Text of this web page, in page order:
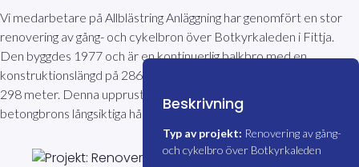
Vi medarbetare på Allblästring Anläggning har genomfört en stor
renovering av gång- och cykelbron över Botkyrkaleden i Fittja.
Den byggdes 1977 och är en kontinuerlig balkbro med en
konstruktionslängd på 286 meter och en total brolängd på cirka
298 meter. Denna upprustning krävdes för att säkerställa
betongbrons långsiktiga hållbarhet och funktionalitet.
Beskrivning
Typ av projekt: Renovering av gång-
och cykelbro över Botkyrkaleden